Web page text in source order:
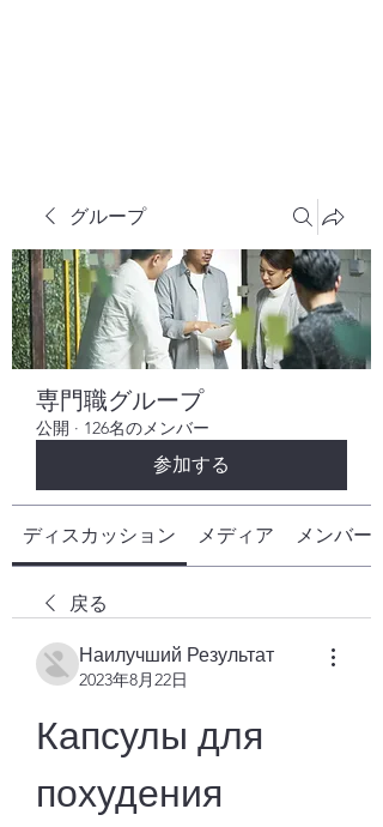
グループ
専門職グループ
公開 · 126名のメンバー
参加する
ディスカッション メディア メンバー
戻る
Наилучший Результат
2023年8月22日
Капсулы для
похудения